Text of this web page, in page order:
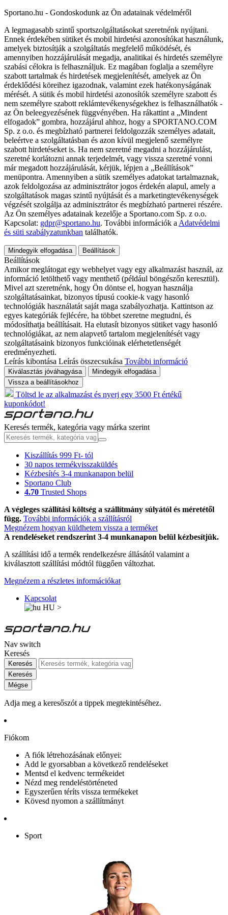
Sportano.hu - Gondoskodunk az Ön adatainak védelméről
A legmagasabb szintű sportszolgáltatásokat szeretnénk nyújtani.
Ennek érdekében sütiket és mobil hirdetési azonosítókat használunk,
amelyek biztosítják a szolgáltatás megfelelő működését, és
amennyiben hozzájárulását megadja, analitikai és hirdetés személyre
szabási célokra is felhasználjuk. Ez magában foglalja a személyre
szabott tartalmak és hirdetések megjelenítését, amelyek az Ön
érdeklődési köreihez igazodnak, valamint ezek hatékonyságának
mérését. A sütik és mobil hirdetési azonosítók személyre szabott és
nem személyre szabott reklámtevékenységekhez is felhasználhatók -
az Ön beleegyezésének függvényében. Ha rákattint a „Mindent
elfogadok” gombra, hozzájárul ahhoz, hogy a SPORTANO.COM
Sp. z o.o. és megbízható partnerei feldolgozzák személyes adatait,
beleértve a szolgáltatásban és azon kívül megjelenő személyre
szabott hirdetéseket is. Ha nem szeretné megadni a hozzájárulást,
szeretné korlátozni annak terjedelmét, vagy vissza szeretné vonni
már megadott hozzájárulását, kérjük, lépjen a „Beállítások”
menüpontra. Amennyiben a sütik személyes adatokat tartalmaznak,
azok feldolgozása az adminisztrátor jogos érdekén alapul, amely a
szolgáltatások magas szintű nyújtását és a marketingtevékenységek
végzését szolgálja az adminisztrátor és megbízható partnerei részére.
Az Ön személyes adatainak kezelője a Sportano.com Sp. z o.o.
Kapcsolat: gdpr@sportano.hu. További információk a Adatvédelmi
és süti szabályzatunkban találhatók.
Mindegyik elfogadása Beállítások
Beállítások
Amikor meglátogat egy webhelyet vagy egy alkalmazást használ, az
információ letölthető vagy menthető (például böngészőn keresztül).
Mivel azt szeretnénk, hogy Ön döntse el, hogyan használja
szolgáltatásainkat, bizonyos típusú cookie-k vagy hasonló
technológiák használatát saját maga szabályozhatja. Kattintson az
egyes kategóriák fejlécére, ha többet szeretne megtudni, és
módosíthatja beállításait. Ha elutasít bizonyos sütiket vagy hasonló
technológiákat, az nem alapvető tartalom megjelenítését vagy
szolgáltatásaink bizonyos funkcióinak elérhetetlenségét
eredményezheti.
Leírás kibontása Leírás összecsukása További információ
Kiválasztás jóváhagyása
Mindegyik elfogadása
Vissza a beállításokhoz
Töltsd le az alkalmazást és nyerj egy 3500 Ft értékű
kuponkódot!
Keresés termék, kategória vagy márka szerint
Kiszállítás 999 Ft- tól
30 napos termékvisszaküldés
Kézbesítés 3-4 munkanapon belül
Sportano Club
4.70 Trusted Shops
A végleges szállítási költség a szállítmány súlyától és méretétől
függ. További információk a szállításról
Megnézem hogyan küldhetem vissza a terméket
A rendeléseket rendszerint 3-4 munkanapon belül kézbesítjük.
A szállítási idő a termék rendelkezésre állásától valamint a
kiválasztott szállítási módtól függően változhat.
Megnézem a részletes információkat
Kapcsolat
HU >
Nav switch
Keresés
Keresés
Keresés
Mégse
Adja meg a keresőszót a tippek megtekintéséhez.
Fiókom
A fiók létrehozásának előnyei:
Add le gyorsabban a következő rendeléseket
Mentsd el kedvenc termékeidet
Nézd meg rendeléstörténeted
Egyszerűen téríts vissza termékeket
Kövesd nyomon a szállítmányt
Sport